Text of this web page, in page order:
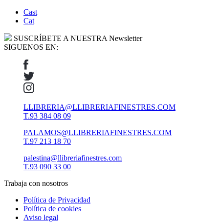
Cast
Cat
SUSCRÍBETE A NUESTRA Newsletter
SIGUENOS EN:
LLIBRERIA@LLIBRERIAFINESTRES.COM
T.93 384 08 09
PALAMOS@LLIBRERIAFINESTRES.COM
T.97 213 18 70
palestina@llibreriafinestres.com
T.93 090 33 00
Trabaja con nosotros
Política de Privacidad
Política de cookies
Aviso legal